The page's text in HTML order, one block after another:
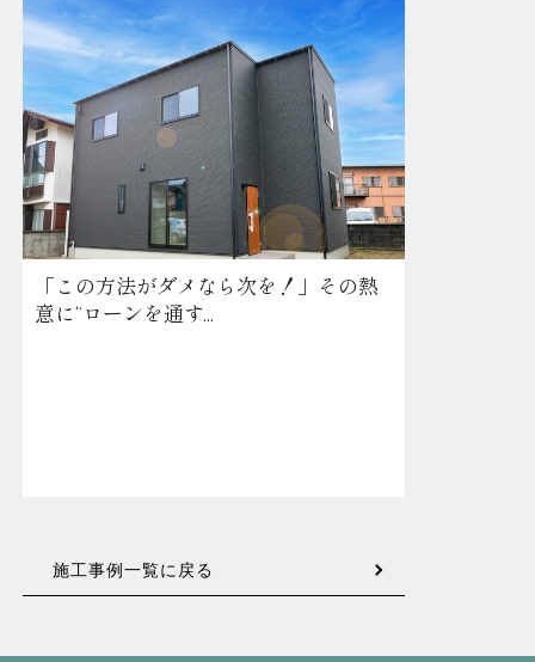
「この方法がダメなら次を！」その熱
意に“ローンを通す...
施工事例一覧に戻る